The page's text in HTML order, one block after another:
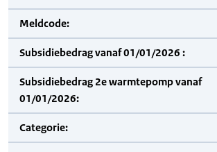
Meldcode:
Subsidiebedrag vanaf 01/01/2026 :
Subsidiebedrag 2e warmtepomp vanaf
01/01/2026:
Categorie: